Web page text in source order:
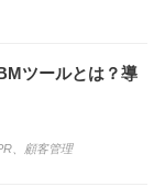
ツールとは？導
顧客管理